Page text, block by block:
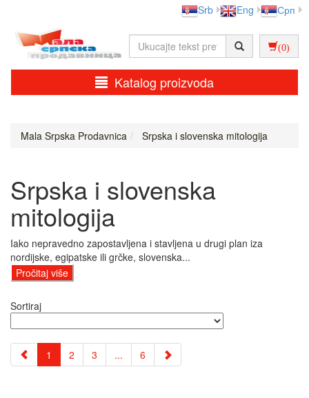
Srb Eng Срп
(0)
Katalog proizvoda
Mala Srpska Prodavnica Srpska i slovenska mitologija
Srpska i slovenska
mitologija
Iako nepravedno zapostavljena i stavljena u drugi plan iza
nordijske, egipatske ili grčke, slovenska...
Pročitaj više
Sortiraj
1 2 3 ... 6